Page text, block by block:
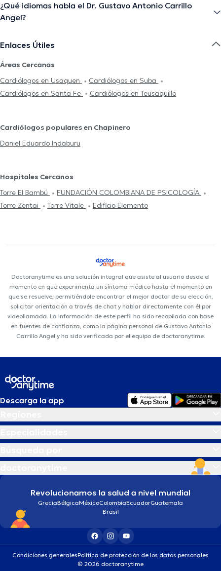
¿Qué idiomas habla el Dr. Gustavo Antonio Carrillo
Angel?
Enlaces Útiles
Áreas Cercanas
Cardiólogos en Usaquen
Cardiólogos en Suba
Cardiólogos en Santa Fe
Cardiólogos en Teusaquillo
Cardiólogos populares en Chapinero
Daniel Eduardo Indaburu
Hospitales Cercanos
Torre El Bambú
FUNDACIÓN COLOMBIANA DE PSICOLOGÍA
Torre Zentai
Torre Vitale Edificio Elemento
Doctoranytime es una solución integral que asiste al usuario desde el
momento en que experimenta un síntoma médico hasta el momento en
que se resuelve, permitiéndole encontrar el mejor doctor de su elección,
solicitar orientación a través de chat y hablar directamente con él por
videollamada. La información de este perfil ha sido recopilada con base
en fuentes de confianza, como la página personal de Gustavo Antonio
Carrillo Angel y ha sido verificada por el equipo de doctoranytime.
Descarga la app
Revolucionamos la salud a nivel mundial
GreciaBélgicaMéxicoColombiaEcuadorGuatemala
Brasil
Condiciones generalesPolítica de protección de los datos personales
© 2026 doctoranytime